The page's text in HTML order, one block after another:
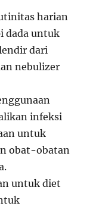
harian
dada untuk
dari
nebulizer
infeksi
untuk
obat-obatan
untuk diet